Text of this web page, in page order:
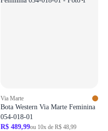
Via Marte
Bota Western Via Marte Feminina
054-018-01
R$ 489,99ou 10x de R$ 48,99